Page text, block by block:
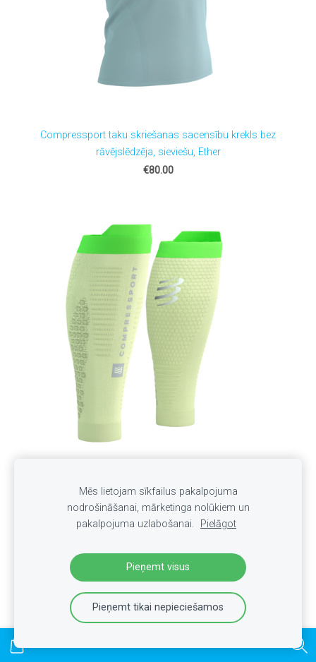
Compressport taku skriešanas sacensību krekls bez
rāvējslēdzēja, sieviešu, Ether
€80.00
Sporta kompresijas getras Compressport R2 3.0 Lime
Neon Green
Mēs lietojam sīkfailus pakalpojuma
nodrošināšanai, mārketinga nolūkiem un
pakalpojuma uzlabošanai.
Pielāgot
Pieņemt visus
Pieņemt tikai nepieciešamos